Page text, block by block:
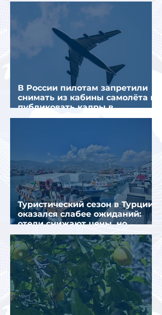
В России пилотам запретили
снимать из кабины самолёта и
публиковать кадры в
интернете
Туристический сезон в Турции
оказался слабее ожиданий:
отели снижают цены, но
загрузка остается низкой